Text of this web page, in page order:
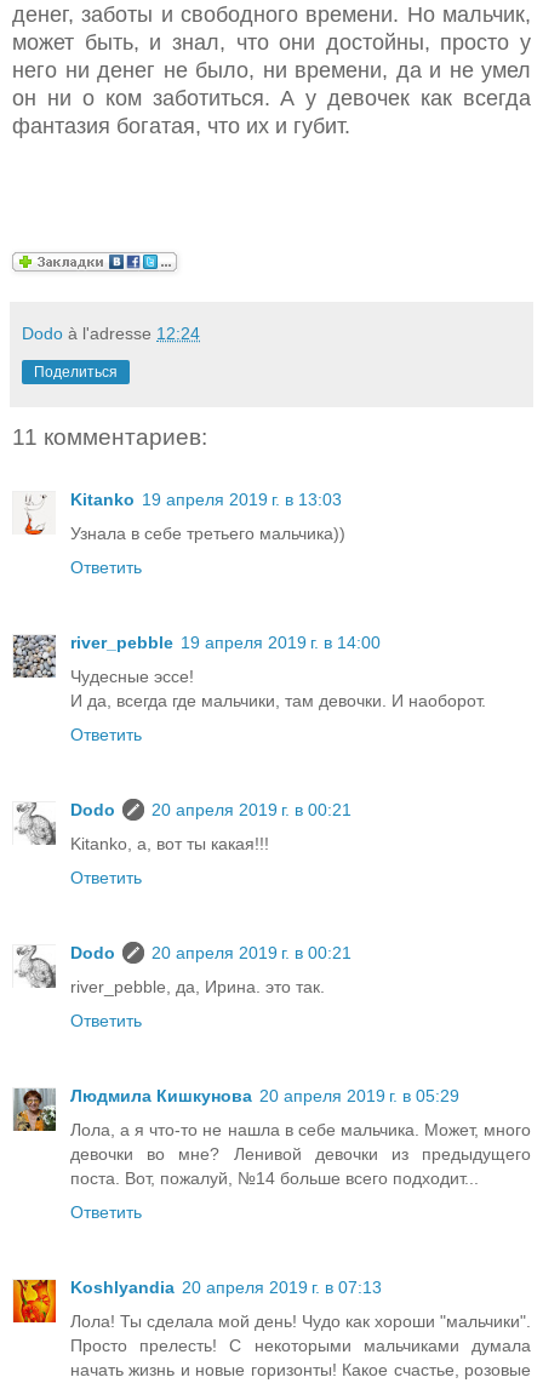
денег, заботы и свободного времени. Но мальчик,
может быть, и знал, что они достойны, просто у
него ни денег не было, ни времени, да и не умел
он ни о ком заботиться. А у девочек как всегда
фантазия богатая, что их и губит.
Dodo à l'adresse 12:24
Поделиться
11 комментариев:
Kitanko 19 апреля 2019 г. в 13:03
Узнала в себе третьего мальчика))
Ответить
river_pebble 19 апреля 2019 г. в 14:00
Чудесные эссе!
И да, всегда где мальчики, там девочки. И наоборот.
Ответить
Dodo
20 апреля 2019 г. в 00:21
Kitanko, а, вот ты какая!!!
Ответить
Dodo
20 апреля 2019 г. в 00:21
river_pebble, да, Ирина. это так.
Ответить
Людмила Кишкунова 20 апреля 2019 г. в 05:29
Лола, а я что-то не нашла в себе мальчика. Может, много
девочки во мне? Ленивой девочки из предыдущего
поста. Вот, пожалуй, №14 больше всего подходит...
Ответить
Koshlyandia 20 апреля 2019 г. в 07:13
Лола! Ты сделала мой день! Чудо как хороши "мальчики".
Просто прелесть! С некоторыми мальчиками думала
начать жизнь и новые горизонты! Какое счастье, розовые